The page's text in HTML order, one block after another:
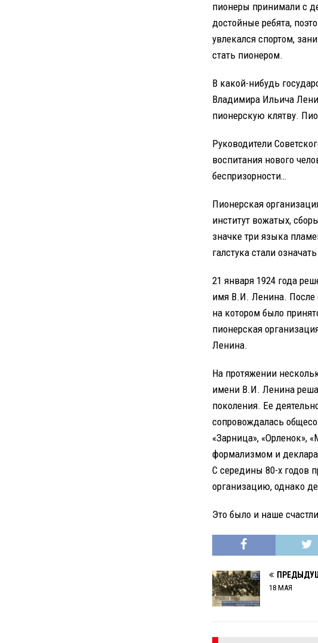
пионеры принимали с
достойные ребята,
увлекался спортом,
стать пионером.
В какой-нибудь
Владимира Ильича
пионерскую клятву.
Руководители
воспитания нового
беспризорности…
Пионерская
институт вожатых,
значке три языка
галстука стали
21 января 1924 года
имя В.И. Ленина. После
на котором было
пионерская
Ленина.
На протяжении
имени В.И. Ленина
поколения. Ее
сопровождалась
«Зарница», «Орленок»,
формализмом и
С середины 80-х годов
организацию, однако
Это было и наше
18 МАЯ